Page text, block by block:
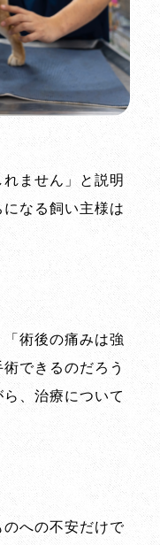
ません」と説明
なる飼い主様は
「術後の痛みは強
できるのだろう
、治療について
への不安だけで